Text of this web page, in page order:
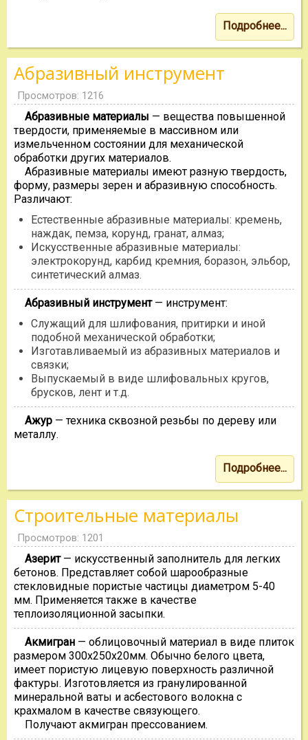
Подробнее...
Абразивный инструмент
Просмотров: 1216
Абразивные материалы — вещества повышенной
твердости, применяемые в массивном или
измельченном состоянии для механической
обработки других материалов.
Абразивные материалы имеют разную твердость,
форму, размеры зерен и абразивную способность.
Различают:
Естественные абразивные материалы: кремень,
наждак, пемза, корунд, гранат, алмаз;
Искусственные абразивные материалы:
электрокорунд, карбид кремния, боразон, эльбор,
синтетический алмаз.
Абразивный инструмент— инструмент:
Служащий для шлифования, притирки и иной
подобной механической обработки;
Изготавливаемый из абразивных материалов и
связки;
Выпускаемый в виде шлифовальных кругов,
брусков, лент и т.д.
Ажур — техника сквозной резьбы по дереву или
металлу.
Подробнее...
Строительные материалы
Просмотров: 1201
Азерит— искусственный заполнитель для легких
бетонов. Представляет собой шарообразные
стекловидные пористые частицы диаметром 5-40
мм. Применяется также в качестве
теплоизоляционной засыпки.
Акмигран — облицовочный материал в виде плиток
размером 300х250х20мм. Обычно белого цвета,
имеет пористую лицевую поверхность различной
фактуры. Изготовляется из гранулированной
минеральной ваты и асбестового волокна с
крахмалом в качестве связующего.
Получают акмигран прессованием.